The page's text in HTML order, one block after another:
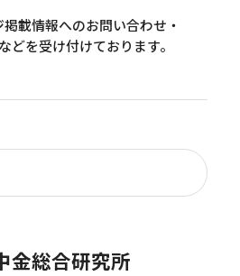
載情報へのお問い合わせ・
どを受け付けております。
金総合研究所